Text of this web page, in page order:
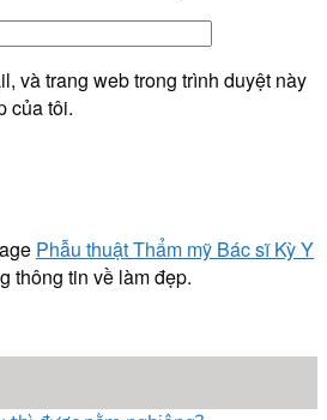
và trang web trong trình duyệt này
của tôi.
Phẫu thuật Thẩm mỹ Bác sĩ Kỳ Y
thông tin về làm đẹp.